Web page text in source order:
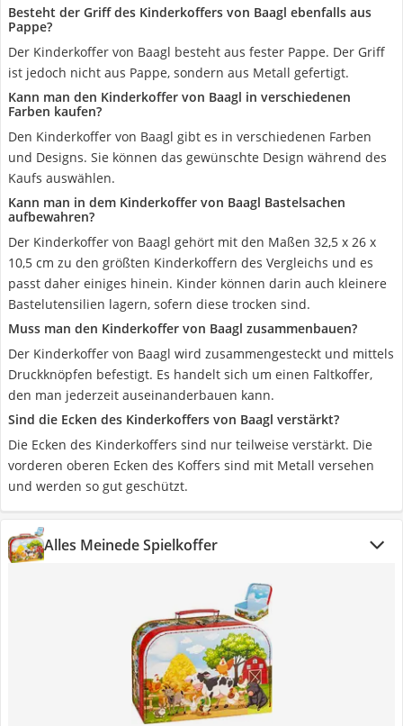
Besteht der Griff des Kinderkoffers von Baagl ebenfalls aus
Pappe?
Der Kinderkoffer von Baagl besteht aus fester Pappe. Der Griff
ist jedoch nicht aus Pappe, sondern aus Metall gefertigt.
Kann man den Kinderkoffer von Baagl in verschiedenen
Farben kaufen?
Den Kinderkoffer von Baagl gibt es in verschiedenen Farben
und Designs. Sie können das gewünschte Design während des
Kaufs auswählen.
Kann man in dem Kinderkoffer von Baagl Bastelsachen
aufbewahren?
Der Kinderkoffer von Baagl gehört mit den Maßen 32,5 x 26 x
10,5 cm zu den größten Kinderkoffern des Vergleichs und es
passt daher einiges hinein. Kinder können darin auch kleinere
Bastelutensilien lagern, sofern diese trocken sind.
Muss man den Kinderkoffer von Baagl zusammenbauen?
Der Kinderkoffer von Baagl wird zusammengesteckt und mittels
Druckknöpfen befestigt. Es handelt sich um einen Faltkoffer,
den man jederzeit auseinanderbauen kann.
Sind die Ecken des Kinderkoffers von Baagl verstärkt?
Die Ecken des Kinderkoffers sind nur teilweise verstärkt. Die
vorderen oberen Ecken des Koffers sind mit Metall versehen
und werden so gut geschützt.
Alles Meinede Spielkoffer